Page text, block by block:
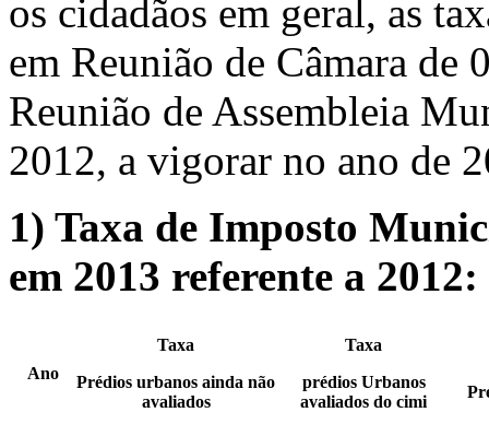
os cidadãos em geral, as
em Reunião de Câmara de
Reunião de Assembleia
2012, a vigorar no ano de
1) Taxa de Imposto
em 2013 referente a 2012:
Ano
Taxa
Prédios urbanos ainda não
avaliados
Taxa
prédios Urbanos
avaliados do cimi